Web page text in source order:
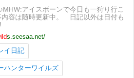
アイスボーンで今日も一狩り行こ
容は随時更新中。 日記以外は日付も
s.seesaa.net/
イ日記
ハンターワイルズ